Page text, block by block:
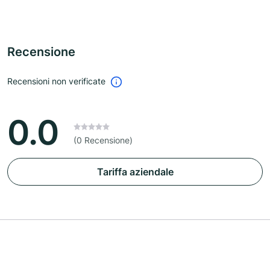
Recensione
Recensioni non verificate
0.0 (0 Recensione)
Tariffa aziendale